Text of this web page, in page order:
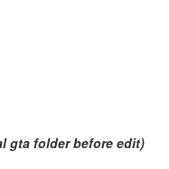
gta folder before edit)